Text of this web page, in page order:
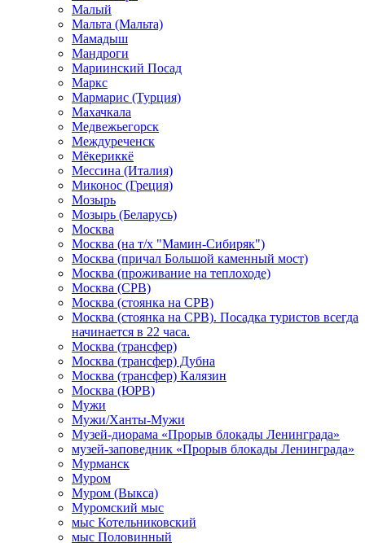
Малый
Мальта (Мальта)
Мамадыш
Мандроги
Мариинский Посад
Маркс
Мармарис (Турция)
Махачкала
Медвежьегорск
Междуреченск
Мёкериккё
Мессина (Италия)
Миконос (Греция)
Мозырь
Мозырь (Беларусь)
Москва
Москва (на т/х "Мамин-Сибиряк")
Москва (причал Большой каменный мост)
Москва (проживание на теплоходе)
Москва (СРВ)
Москва (стоянка на СРВ)
Москва (стоянка на СРВ). Посадка туристов всегда
начинается в 22 часа.
Москва (трансфер)
Москва (трансфер) Дубна
Москва (трансфер) Калязин
Москва (ЮРВ)
Мужи
Мужи/Ханты-Мужи
Музей-диорама «Прорыв блокады Ленинграда»
музей-заповедник «Прорыв блокады Ленинграда»
Мурманск
Муром
Муром (Выкса)
Муромский мыс
мыс Котельниковский
мыс Половинный